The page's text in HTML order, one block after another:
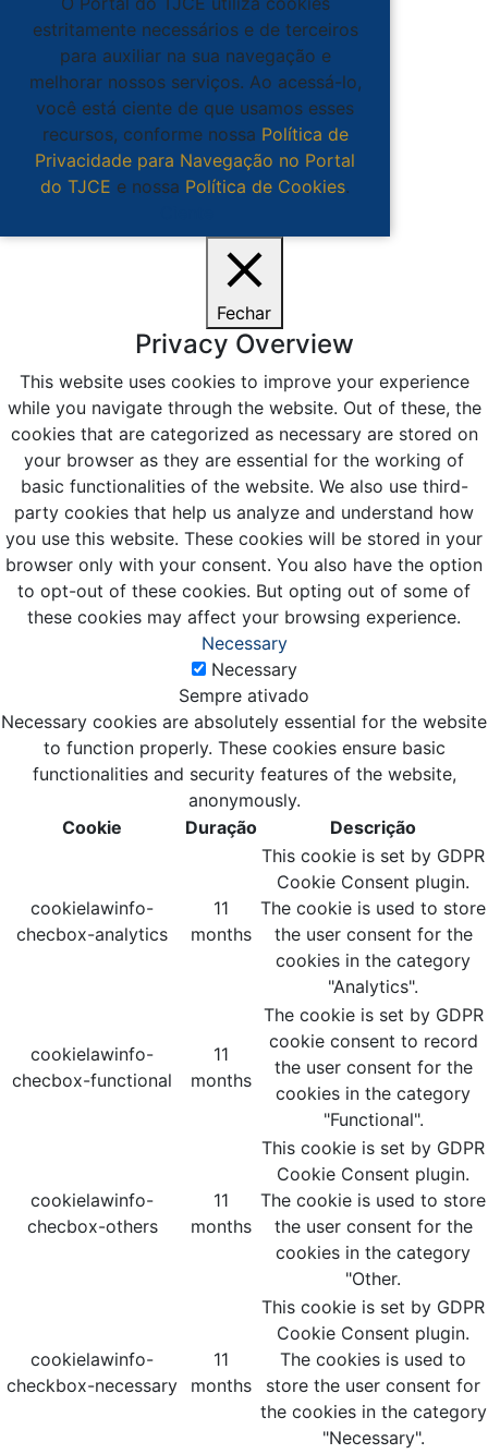
estritamente necessários e de terceiros
para auxiliar na sua navegação e
melhorar nossos serviços. Ao acessá-lo,
você está ciente de que usamos esses
recursos, conforme nossa Política de
Privacidade para Navegação no Portal
do TJCE e nossa Política de Cookies.
Fechar
Privacy Overview
This website uses cookies to improve your experience
while you navigate through the website. Out of these, the
cookies that are categorized as necessary are stored on
your browser as they are essential for the working of
basic functionalities of the website. We also use third-
party cookies that help us analyze and understand how
you use this website. These cookies will be stored in your
browser only with your consent. You also have the option
to opt-out of these cookies. But opting out of some of
these cookies may affect your browsing experience.
Necessary
Necessary
Sempre ativado
Necessary cookies are absolutely essential for the website
to function properly. These cookies ensure basic
functionalities and security features of the website,
anonymously.
Cookie
Duração Descrição
cookielawinfo-
checbox-analytics
11
months
This cookie is set by GDPR
Cookie Consent plugin.
The cookie is used to store
the user consent for the
cookies in the category
"Analytics".
cookielawinfo-
checbox-functional
11
months
The cookie is set by GDPR
cookie consent to record
the user consent for the
cookies in the category
"Functional".
cookielawinfo-
checbox-others
11
months
This cookie is set by GDPR
Cookie Consent plugin.
The cookie is used to store
the user consent for the
cookies in the category
"Other.
cookielawinfo-
checkbox-necessary
11
months
This cookie is set by GDPR
Cookie Consent plugin.
The cookies is used to
store the user consent for
the cookies in the category
"Necessary".